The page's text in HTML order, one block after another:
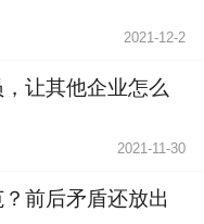
2021-12-2
让其他企业怎么
2021-11-30
前后矛盾还放出